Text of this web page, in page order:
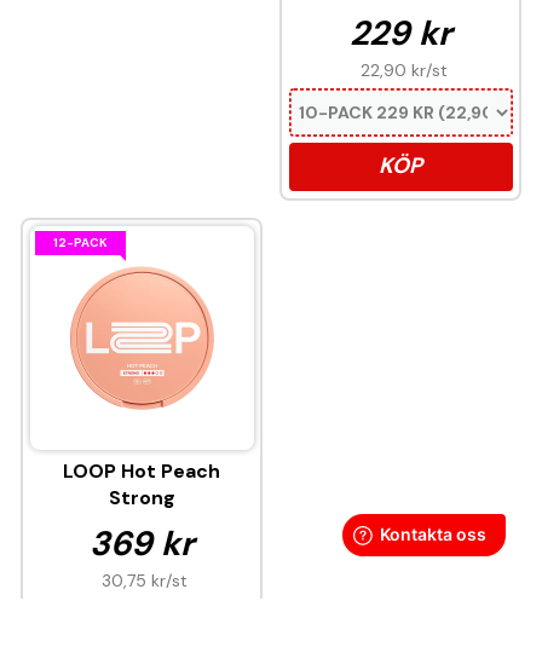
229 kr
22,90 kr/st
KÖP
12-PACK
LOOP Hot Peach
Strong
369 kr
30,75 kr/st